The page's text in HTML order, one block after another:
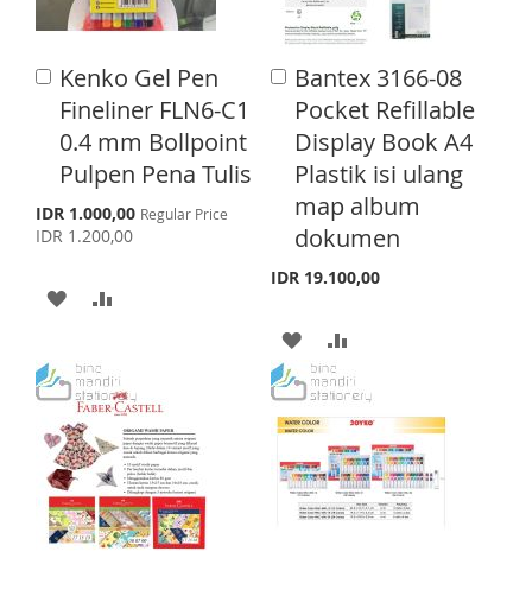
W
S
H
L
I
T
C
M
P
A
R
W
I
S
H
L
I
S
C
O
M
P
A
R
E
Kenko Gel Pen
Fineliner FLN6-C1
0.4 mm Bollpoint
Pulpen Pena Tulis
S
p
e
i
c
IDR 1.000,00 Regular Price
IDR 1.200,00
A
d
t
o
C
a
r
A
D
T
O
W
I
D
T
O
C
O
Bantex 3166-08
Pocket Refillable
Display Book A4
Plastik isi ulang
map album
dokumen
IDR 19.100,00
A
d
o
C
a
r
A
D
D
T
O
D
D
T
O